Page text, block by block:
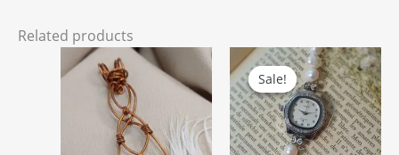
Related products
Sale!
Sale!
Original
price
was:
د.ج 7.200,00.
is: